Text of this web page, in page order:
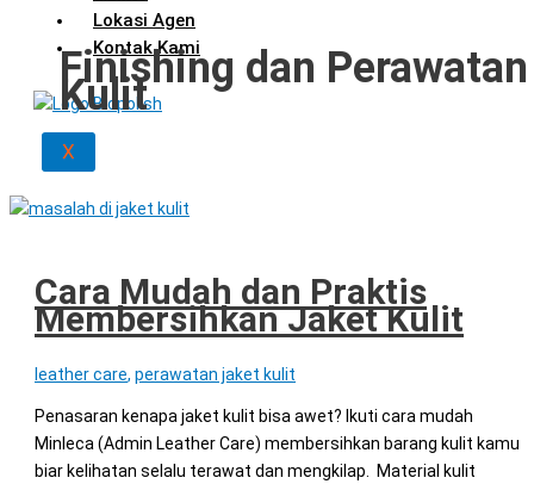
Lokasi Agen
Kontak Kami
X
Finishing dan Perawatan
Kulit
Cara Mudah dan Praktis
Membersihkan Jaket Kulit
leather care, perawatan jaket kulit
Penasaran kenapa jaket kulit bisa awet? Ikuti cara mudah
Minleca (Admin Leather Care) membersihkan barang kulit kamu
biar kelihatan selalu terawat dan mengkilap. Material kulit